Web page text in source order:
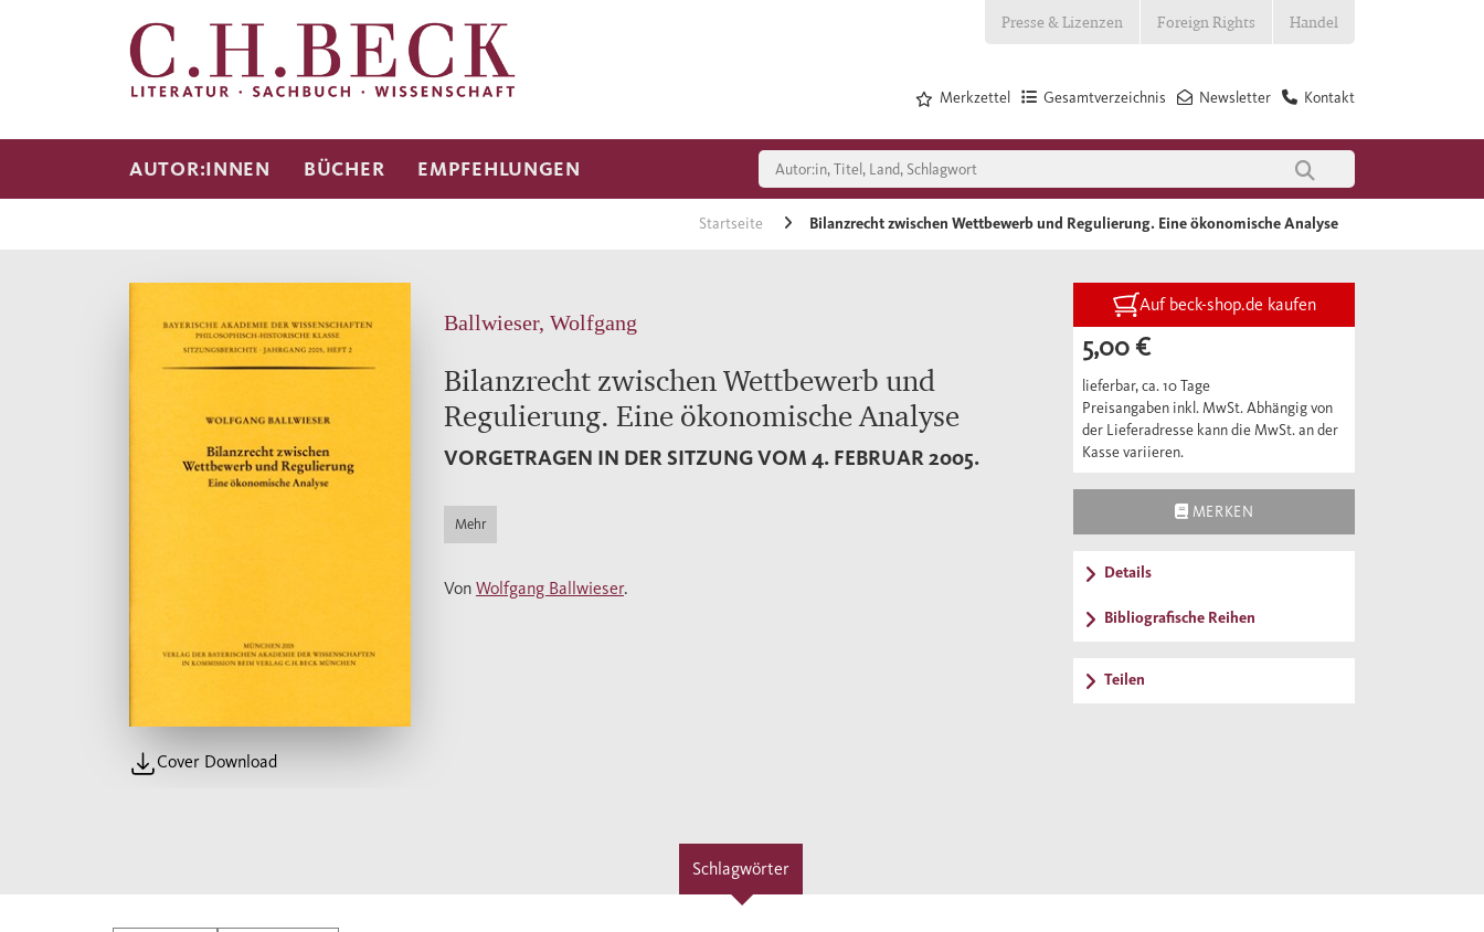
Presse & Lizenzen Foreign Rights Handel
Kontakt
Newsletter
Gesamtverzeichnis
Merkzettel
AUTOR:INNEN BÜCHER EMPFEHLUNGEN
Startseite Bilanzrecht zwischen Wettbewerb und Regulierung. Eine ökonomische Analyse
Cover Download
Ballwieser, Wolfgang
Bilanzrecht zwischen Wettbewerb und
Regulierung. Eine ökonomische Analyse
VORGETRAGEN IN DER SITZUNG VOM 4. FEBRUAR 2005.
Mehr
Von Wolfgang Ballwieser.
Auf beck-shop.de kaufen
5,00 €
lieferbar, ca. 10 Tage
Preisangaben inkl. MwSt. Abhängig von
der Lieferadresse kann die MwSt. an der
Kasse variieren.
MERKEN
Details
Bibliografische Reihen
Teilen
Schlagwörter